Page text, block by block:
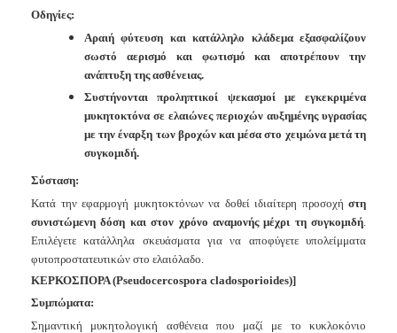
ΠΟΛΙΤΙΣΜΟΣ
Οδηγίες:
Αραιή φύτευση και κατάλληλο κλάδεμα εξασφαλίζουν
σωστό αερισμό
και φωτισμό και αποτρέπουν την
ανάπτυξη της ασθένειας.
Συστήνονται προληπτικοί ψεκασμοί με εγκεκριμένα
μυκητοκτόνα σε ελαιώνες περιοχών αυξημένης υγρασίας
με την έναρξη των βροχών και μέσα στο χειμώνα μετά τη
συγκομιδή.
Σύσταση:
Κατά την εφαρμογή μυκητοκτόνων να δοθεί ιδιαίτερη προσοχή στη
συνιστώμενη δόση και στον χρόνο αναμονής μέχρι τη συγκομιδή
Επιλέγετε κατάλληλα σκευάσματα για να αποφύγετε υπολείμματα
φυτοπροστατευτικών στο ελαιόλαδο.
ΚΕΡΚΟΣΠΟΡΑ (Pseudocercospora cladosporioides)]
Συμπώματα:
Σημαντική μυκητολογική ασθένεια που μαζί με το κυκλοκόνιο